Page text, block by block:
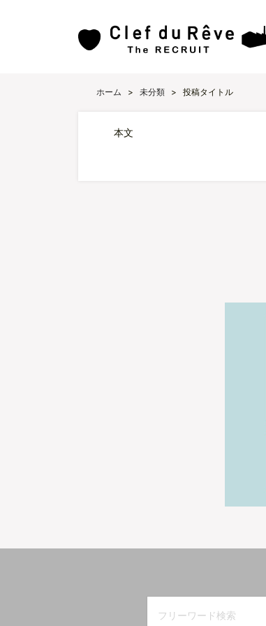
ホーム > 未分類 > 投稿タイトル
本文